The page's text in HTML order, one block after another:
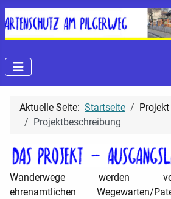
Aktuelle Seite: Startseite
Projekt
Projektbeschreibung
Wanderwege werden
ehrenamtlichen Wegewarten/